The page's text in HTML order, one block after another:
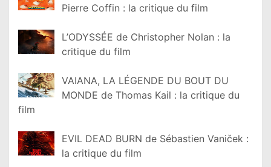
Pierre Coffin : la critique du film
L’ODYSSÉE de Christopher Nolan : la
critique du film
VAIANA, LA LÉGENDE DU BOUT DU
MONDE de Thomas Kail : la critique du
film
EVIL DEAD BURN de Sébastien Vaniček :
la critique du film